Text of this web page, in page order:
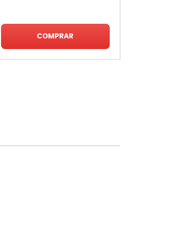
COMPRAR